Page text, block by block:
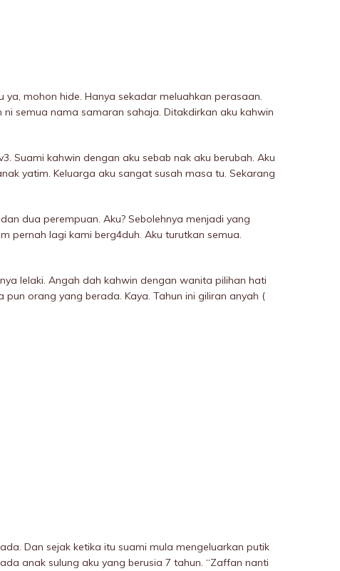
mohon hide. Hanya sekadar meluahkan perasaan.
semua nama samaran sahaja. Ditakdirkan aku kahwin
Suami kahwin dengan aku sebab nak aku berubah. Aku
yatim. Keluarga aku sangat susah masa tu. Sekarang
dua perempuan. Aku? Sebolehnya menjadi yang
pernah lagi kami berg4duh. Aku turutkan semua.
lelaki. Angah dah kahwin dengan wanita pilihan hati
pun orang yang berada. Kaya. Tahun ini giliran anyah (
Dan sejak ketika itu suami mula mengeluarkan putik
anak sulung aku yang berusia 7 tahun. “Zaffan nanti